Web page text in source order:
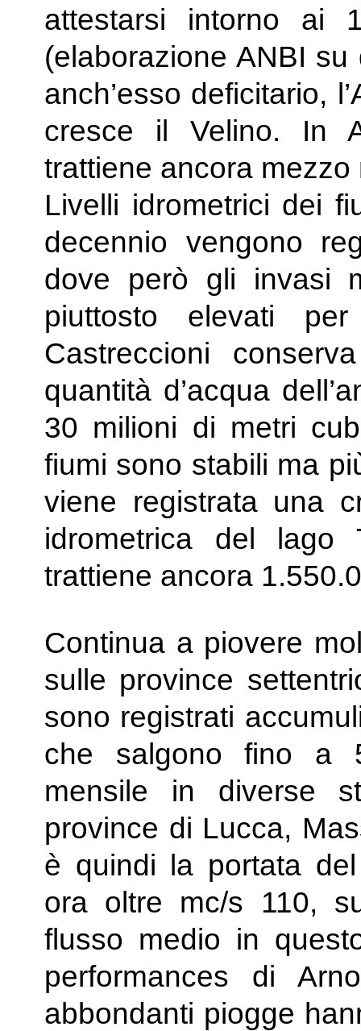
attestarsi intorno ai
(elaborazione ANBI
anch’esso deficitario,
cresce il Velino. In
trattiene ancora mezzo
Livelli idrometrici dei
decennio vengono
dove però gli invasi
piuttosto elevati
Castreccioni
quantità d’acqua
30 milioni di metri
fiumi sono stabili ma
viene registrata una
idrometrica del lago
trattiene ancora
Continua a piovere
sulle province
sono registrati
che salgono fino a
mensile in diverse
province di Lucca,
è quindi la portata
ora oltre mc/s 110,
flusso medio in
performances di
abbondanti piogge